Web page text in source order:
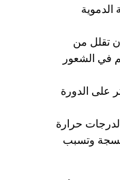
الدموية
تقلل من
في الشعور
على الدورة
حرارة
وتسبب